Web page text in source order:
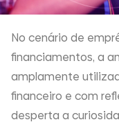
No cenário de
financiamentos, a
amplamente
financeiro e com
desperta a